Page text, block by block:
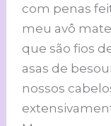
com penas
meu avô
que são fios
asas de
nossos